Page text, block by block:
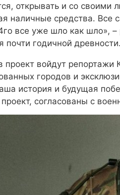
открывать и со
наличные средства. Все
все уже шло как шло»,
почти годичной древности.
войдут репортажи
городов и
история и будущая
согласованы с